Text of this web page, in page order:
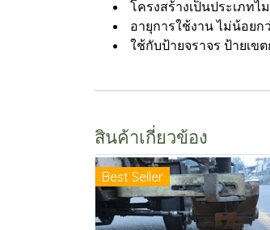
โครงสร้างเป็นประเภท
อายุการใช้งาน ไม่น้อยก
ใช้กับป้ายจราจร ป้ายเข
สินค้าเกี่ยวข้อง
Best Seller